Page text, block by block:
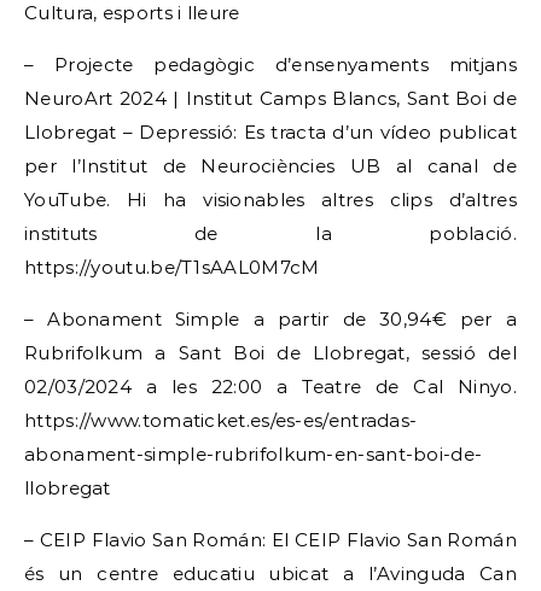
Cultura, esports i lleure
– Projecte pedagògic d’ensenyaments mitjans
NeuroArt 2024 | Institut Camps Blancs, Sant Boi de
Llobregat – Depressió: Es tracta d’un vídeo publicat
per l’Institut de Neurociències UB al canal de
YouTube. Hi ha visionables altres clips d’altres
instituts de la població.
https://youtu.be/T1sAAL0M7cM
– Abonament Simple a partir de 30,94€ per a
Rubrifolkum a Sant Boi de Llobregat, sessió del
02/03/2024 a les 22:00 a Teatre de Cal Ninyo.
https://www.tomaticket.es/es-es/entradas-
abonament-simple-rubrifolkum-en-sant-boi-de-
llobregat
– CEIP Flavio San Román: El CEIP Flavio San Román
és un centre educatiu ubicat a l’Avinguda Can